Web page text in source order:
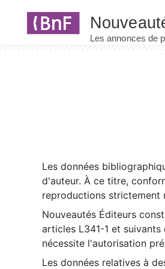
Les données
d'auteur. À ce titre,
reproductions strictement
Nouveautés Éditeurs
articles L341-1 et
nécessite l'autorisation
Les données relatives à